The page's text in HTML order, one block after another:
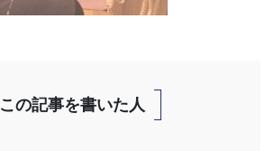
この記事を書いた人